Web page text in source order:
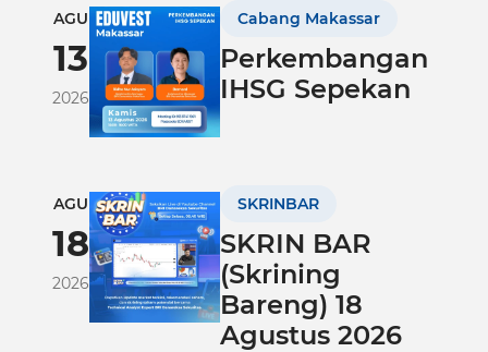
AGU
13
2026
Cabang Makassar
Perkembangan
IHSG Sepekan
AGU
18
2026
SKRINBAR
SKRIN BAR
(Skrining
Bareng) 18
Agustus 2026